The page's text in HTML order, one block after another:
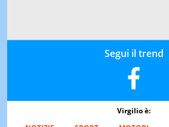
Segui il trend
Virgilio è: